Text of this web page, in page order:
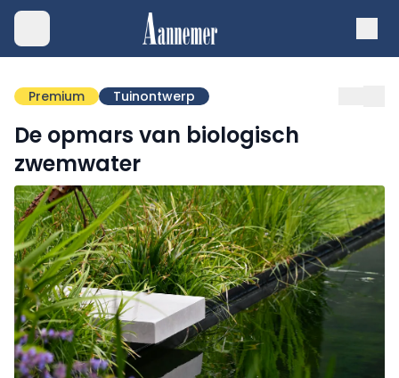
Premium Tuinontwerp
De opmars van biologisch
zwemwater